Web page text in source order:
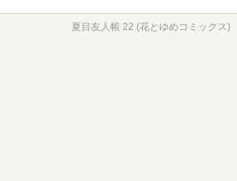
夏目友人帳 22 (花とゆめコミックス)